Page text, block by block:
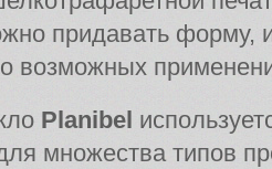
придавать форму,
возможных
Planibel
множества типов